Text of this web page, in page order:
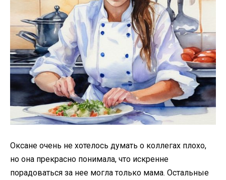
Оксане очень не хотелось думать о коллегах плохо,
но она прекрасно понимала, что искренне
порадоваться за нее могла только мама. Остальные